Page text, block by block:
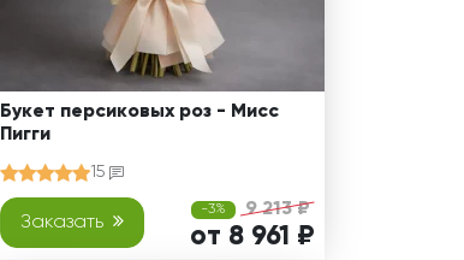
Букет персиковых роз - Мисс
Пигги
15
Заказать
-3% 9 213 ₽
от 8 961 ₽